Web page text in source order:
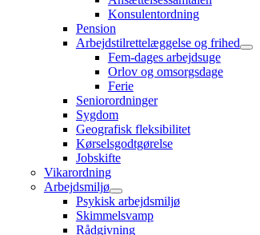
Konsulentordning
Pension
Arbejdstilrettelæggelse og frihed
Fem-dages arbejdsuge
Orlov og omsorgsdage
Ferie
Seniorordninger
Sygdom
Geografisk fleksibilitet
Kørselsgodtgørelse
Jobskifte
Vikarordning
Arbejdsmiljø
Psykisk arbejdsmiljø
Skimmelsvamp
Rådgivning